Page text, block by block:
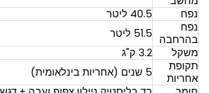
נפח
40.5 ליטר
נפח
בהרחבה 51.5 ליטר
משקל
3.2 ק"ג
תקופת
אחריות
5 שנים (אחריות בינלאומית)